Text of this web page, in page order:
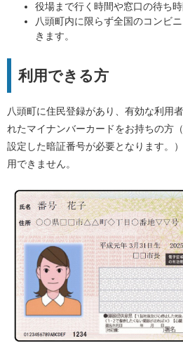
役場まで行く時間や窓口の待ち時
八頭町内に限らず全国のコンビ
きます。
利用できる方
八頭町に住民登録があり、有効な利用
れたマイナンバーカードをお持ちの方
設定した暗証番号が必要となります。
用できません。